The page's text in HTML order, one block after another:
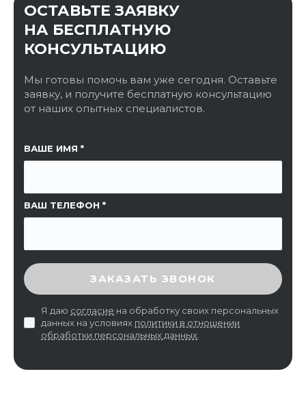
ОСТАВЬТЕ ЗАЯВКУ
НА БЕСПЛАТНУЮ
КОНСУЛЬТАЦИЮ
Мы готовы помочь вам уже сегодня. Оставьте
заявку, и получите бесплатную консультацию
от наших опытных специалистов.
ВАШЕ ИМЯ
ВАШ ТЕЛЕФОН
ССЫЛКА НА СТРАНИЦУ
ВВЕДИТЕ ПРОВЕРОЧНЫЙ КОД
ЗАКАЗАТЬ ЗВОНОК
Я даю согласие на обработку своих персональных
данных на условиях политики в отношении
обработки персональных данных